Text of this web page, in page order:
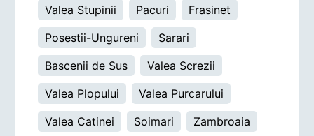
Valea Stupinii
Pacuri
Frasinet
Posestii-Ungureni
Sarari
Bascenii de Sus
Valea Screzii
Valea Plopului
Valea Purcarului
Valea Catinei
Soimari
Zambroaia